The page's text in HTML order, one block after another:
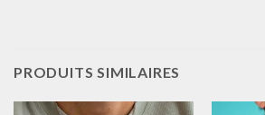
PRODUITS SIMILAIRES